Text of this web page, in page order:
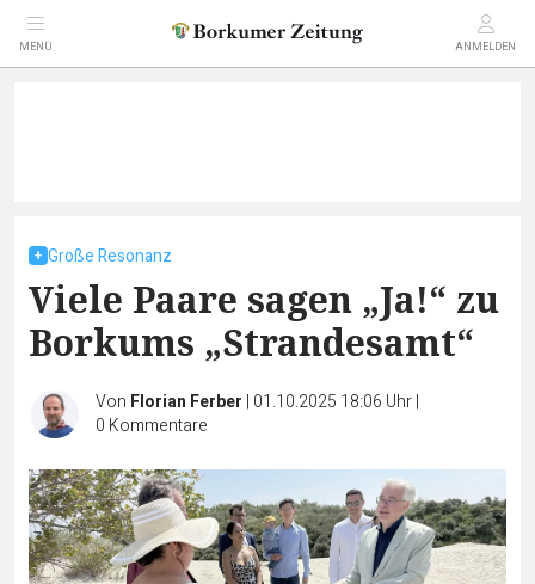
MENÜ ANMELDEN
Große Resonanz
Viele Paare sagen „Ja!“ zu
Borkums „Strandesamt“
Von Florian Ferber | 01.10.2025 18:06 Uhr|
0 Kommentare